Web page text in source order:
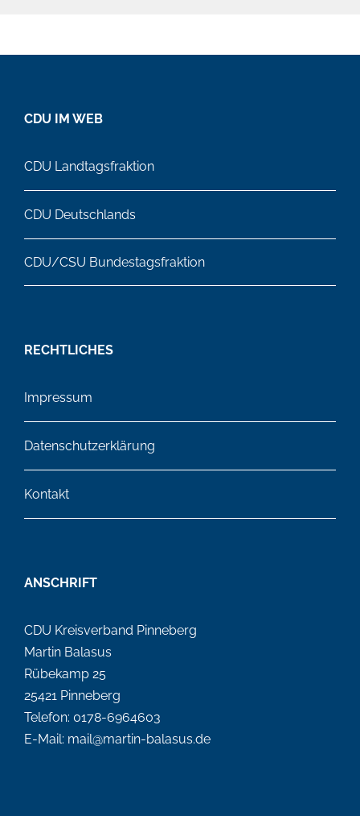
CDU IM WEB
CDU Landtagsfraktion
CDU Deutschlands
CDU/CSU Bundestagsfraktion
RECHTLICHES
Impressum
Datenschutzerklärung
Kontakt
ANSCHRIFT
CDU Kreisverband Pinneberg
Martin Balasus
Rübekamp 25
25421 Pinneberg
Telefon: 0178-6964603
E-Mail: mail@martin-balasus.de